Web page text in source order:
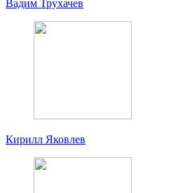
Вадим Трухачев
Кирилл Яковлев